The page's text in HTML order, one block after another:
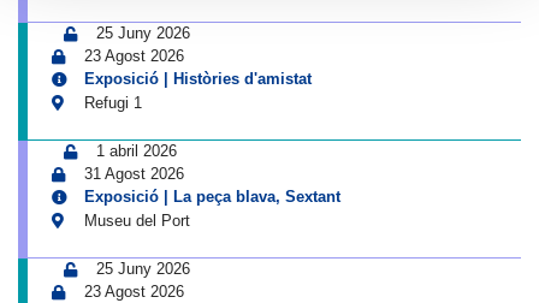
25 Juny 2026
23 Agost 2026
Exposició | Històries d'amistat
Refugi 1
1 abril 2026
31 Agost 2026
Exposició | La peça blava, Sextant
Museu del Port
25 Juny 2026
23 Agost 2026